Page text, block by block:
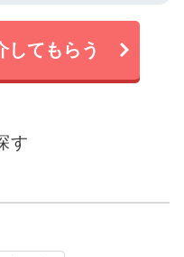
してもらう
す